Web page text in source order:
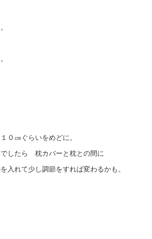
０㎝ぐらいをめどに。
したら 枕カバーと枕との間に
入れて少し調節をすれば変わるかも。